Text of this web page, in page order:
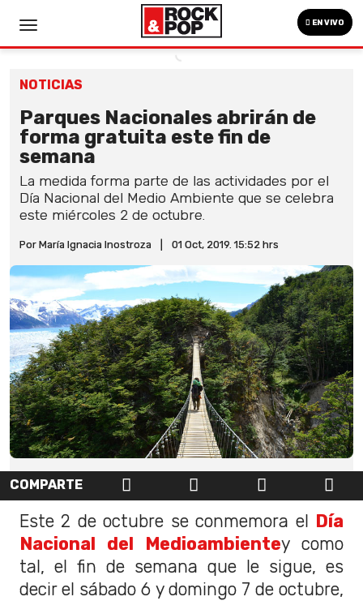
EN VIVO
NOTICIAS
Parques Nacionales abrirán de
forma gratuita este fin de
semana
La medida forma parte de las actividades por el
Día Nacional del Medio Ambiente que se celebra
este miércoles 2 de octubre.
Por María Ignacia Inostroza 01 Oct, 2019. 15:52 hrs
COMPARTE
Este 2 de octubre se conmemora el
Día
Nacional del Medioambientey como
tal, el fin de semana que le sigue, es
decir el sábado 6 y domingo 7 de octubre,